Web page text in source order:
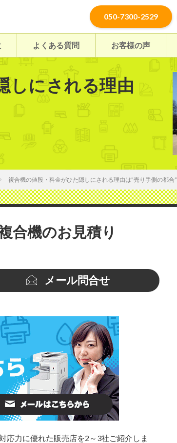
050-7300-2529
よくある質問 お客様の声
しにされる理由
複合機の値段・料金がひた隠しにされる理由は”売り手側の都合”
合機のお見積り
メール問合せ
応力に優れた販売店を2～3社ご紹介しま